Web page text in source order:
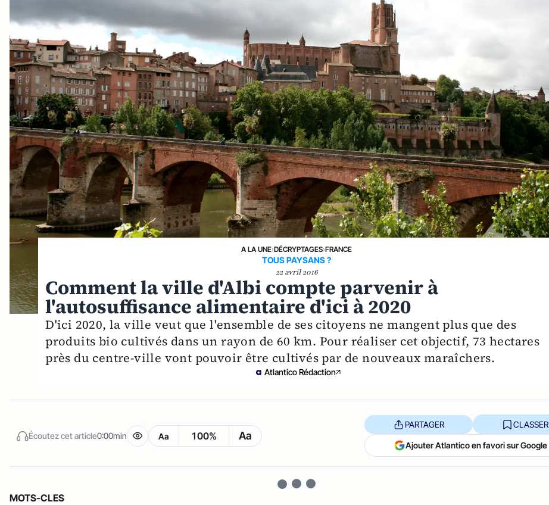
A LA UNE›DÉCRYPTAGES›FRANCE
TOUS PAYSANS ?
22 avril 2016
Comment la ville d'Albi compte parvenir à
l'autosuffisance alimentaire d'ici à 2020
D'ici 2020, la ville veut que l'ensemble de ses citoyens ne mangent plus que des
produits bio cultivés dans un rayon de 60 km. Pour réaliser cet objectif, 73 hectares
près du centre-ville vont pouvoir être cultivés par de nouveaux maraîchers.
Atlantico Rédaction
Écoutez cet article0:00min Aa 100% Aa
PARTAGER CLASSER
Ajouter Atlantico en favori sur Google
MOTS-CLES